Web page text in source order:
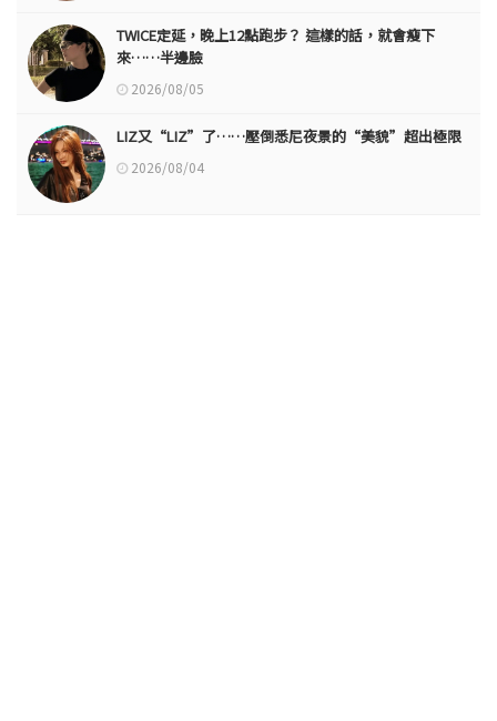
TWICE定延，晚上12點跑步？ 這樣的話，就會瘦下
來……半邊臉
2026/08/05
LIZ又“LIZ”了……壓倒悉尼夜景的“美貌”超出極限
2026/08/04